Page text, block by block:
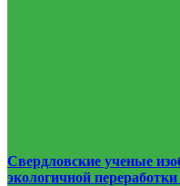
Свердловские ученые
экологичной переработки